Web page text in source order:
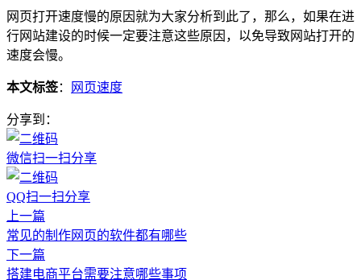
网页打开速度慢的原因就为大家分析到此了，那么，如果在进
行网站建设的时候一定要注意这些原因，以免导致网站打开的
速度会慢。
本文标签： 网页速度
分享到：
微信扫一扫分享
QQ扫一扫分享
上一篇
常见的制作网页的软件都有哪些
下一篇
搭建电商平台需要注意哪些事项